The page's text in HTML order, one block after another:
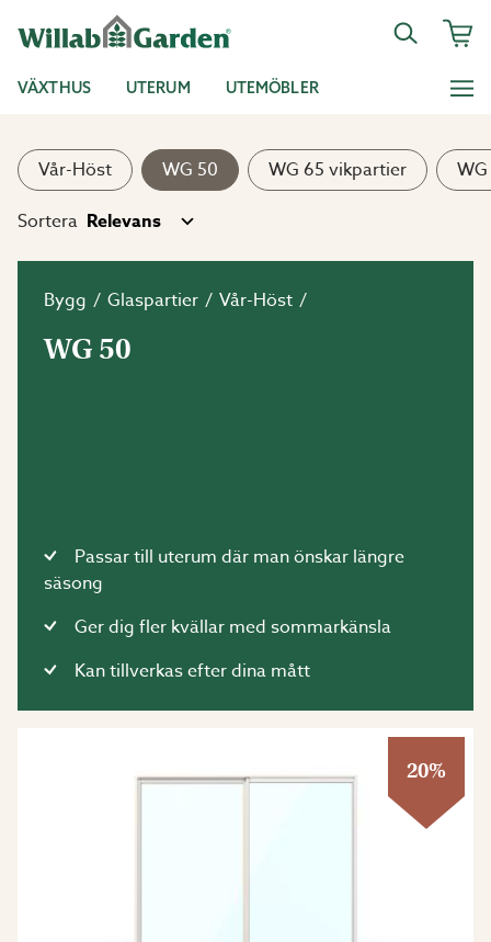
VÄXTHUS UTERUM UTEMÖBLER
Vår-Höst WG 50 WG 65 vikpartier
Sortera
Bygg Glaspartier Vår-Höst
WG 50
Passar till uterum där man önskar längre
säsong
Ger dig fler kvällar med sommarkänsla
Kan tillverkas efter dina mått
20%